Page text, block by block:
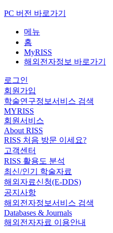
PC 버전 바로가기
메뉴
홈
MyRISS
해외전자정보 바로가기
로그인
회원가입
학술연구정보서비스 검색
MYRISS
회원서비스
About RISS
RISS 처음 방문 이세요?
고객센터
RISS 활용도 분석
최신/인기 학술자료
해외자료신청(E-DDS)
공지사항
해외전자정보서비스 검색
Databases & Journals
해외전자자료 이용안내